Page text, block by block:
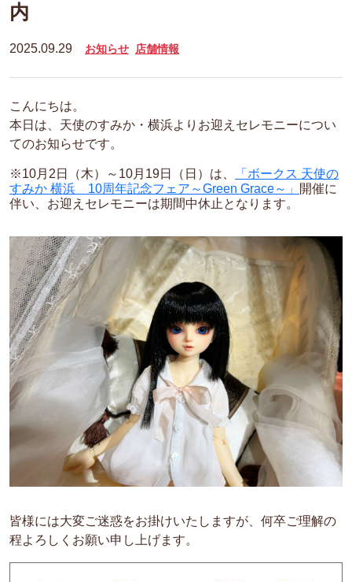
内
2025.09.29 お知らせ 店舗情報
こんにちは。
本日は、天使のすみか・横浜よりお迎えセレモニーについ
てのお知らせです。
※10月2日（木）～10月19日（日）は、
「ボークス 天使の
すみか 横浜 10周年記念フェア～Green Grace～」
開催に
伴い、お迎えセレモニーは期間中休止となります。
皆様には大変ご迷惑をお掛けいたしますが、何卒ご理解の
程よろしくお願い申し上げます。